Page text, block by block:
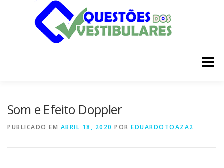
Menu
Som e Efeito Doppler
PUBLICADO EM ABRIL 18, 2020 POR EDUARDOTOAZA2